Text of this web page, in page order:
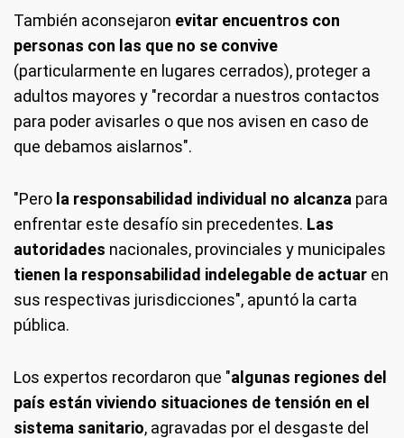
También aconsejaron evitar encuentros con
personas con las que no se convive
(particularmente en lugares cerrados), proteger a
adultos mayores y "recordar a nuestros contactos
para poder avisarles o que nos avisen en caso de
que debamos aislarnos".
"Pero la responsabilidad individual no alcanza para
enfrentar este desafío sin precedentes. Las
autoridades nacionales, provinciales y municipales
tienen la responsabilidad indelegable de actuar en
sus respectivas jurisdicciones", apuntó la carta
pública.
Los expertos recordaron que "algunas regiones del
país están viviendo situaciones de tensión en el
sistema sanitario, agravadas por el desgaste del